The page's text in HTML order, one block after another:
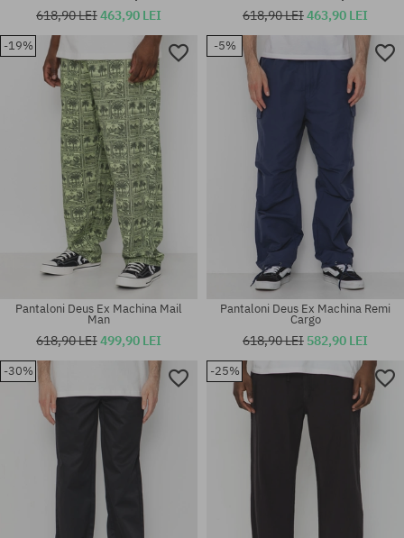
Mărimi existente:
32; 33
Mărimi existente:
32; 33; 34
Mărimi existente:
32; 33; 34
618,90 LEI463,90 LEI
Mărimi existente:
32; 33; 34
618,90 LEI463,90 LEI
-19%
Pantaloni Deus Ex Machina Mail
Man
618,90 LEI499,90 LEI
-5%
Pantaloni Deus Ex Machina Remi
Cargo
618,90 LEI 582,90 LEI
-30% -25%